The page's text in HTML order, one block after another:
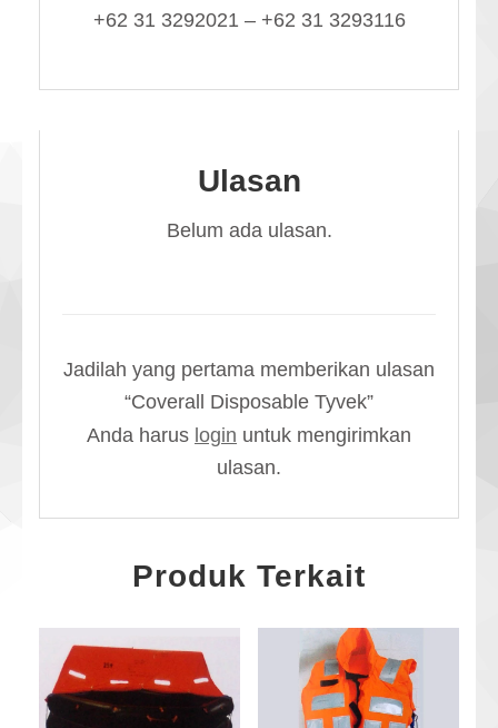
+62 31 3292021 – +62 31 3293116
Ulasan
Belum ada ulasan.
Jadilah yang pertama memberikan ulasan
“Coverall Disposable Tyvek”
Anda harus login untuk mengirimkan
ulasan.
Produk Terkait